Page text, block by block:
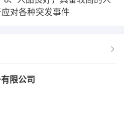
对各种突发事件
限公司